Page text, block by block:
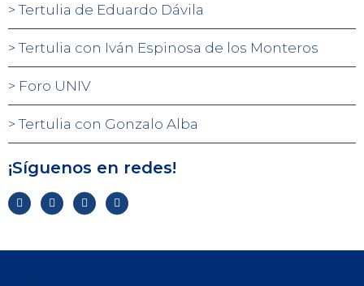
Tertulia de Eduardo Dávila
Tertulia con Iván Espinosa de los Monteros
Foro UNIV
Tertulia con Gonzalo Alba
¡Síguenos en redes!